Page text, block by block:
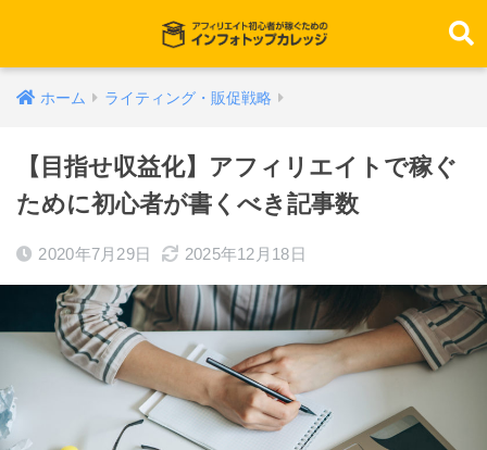
ホーム ライティング・販促戦略
【目指せ収益化】アフィリエイトで稼ぐ
ために初心者が書くべき記事数
2020年7月29日 2025年12月18日